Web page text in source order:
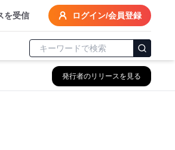
を受信 ログイン/会員登録
発行者のリリースを見る